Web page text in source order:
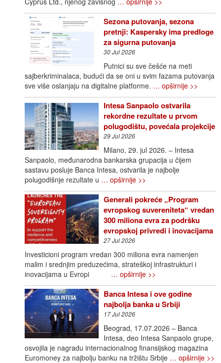
Sezona putovanja, sezona
pretnji: Kaspersky ima predloge
za sigurna putovanja
30 Jul 2026
Putnici su sve češće na meti
sajberkriminalaca, budući da se oni u svim fazama putovanja
sve više oslanjaju na digitalne platforme. … opširnije >>
Intesa Sanpaolo ostvarila
rekordne rezultate u prvom
polugodištu, povećala projekcije
29 Jul 2026
Milano, 29. jul 2026. – Intesa
Sanpaolo, međunarodna bankarska grupacija u čijem
sastavu posluje Banca Intesa, ostvarila je najbolje
polugodišnje rezultate u … opširnije >>
Generali pokreće „Program
evropskog suvereniteta“ vredan
300 miliona evra za podršku
evropskoj privredi i inovacijama
27 Jul 2026
Investicioni program vredan 300 miliona evra namenjen
malim i srednjim preduzećima, strateškoj infrastrukturi i
inovacijama u Evropi … opširnije >>
Banca Intesa i ove godine
najbolja banka u Srbiji
17 Jul 2026
Beograd, 17.07.2026 – Banca
Intesa, deo Intesa Sanpaolo grupe,
osvojila je nagradu internacionalnog finansijskog magazina
Euromoney za najbolju banku na tržištu Srbije … opširnije >>